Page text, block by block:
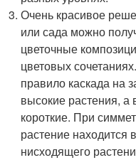
Очень красивое
или сада можно
цветочные
цветовых
правило каскада на
высокие растения,
короткие. При
растение находится
нисходящего